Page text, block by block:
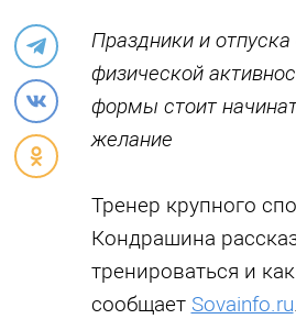
Праздники и
физической
формы стоит
желание
Тренер крупного
Кондрашина
тренироваться и
сообщает Sovainfo.ru.